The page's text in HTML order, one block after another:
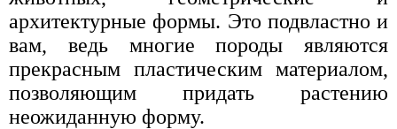
архитектурные формы. Это подвластно и
вам, ведь многие породы являются
прекрасным пластическим материалом,
позволяющим придать растению
неожиданную форму.